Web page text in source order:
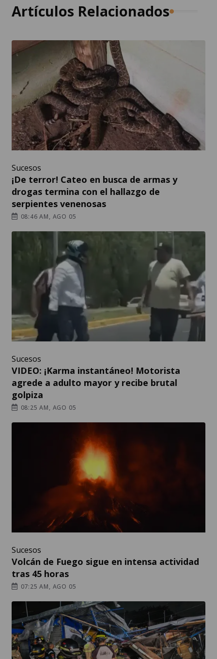
Artículos Relacionados
Sucesos
¡De terror! Cateo en busca de armas y
drogas termina con el hallazgo de
serpientes venenosas
08:46 AM, AGO 05
Sucesos
VIDEO: ¡Karma instantáneo! Motorista
agrede a adulto mayor y recibe brutal
golpiza
08:25 AM, AGO 05
Sucesos
Volcán de Fuego sigue en intensa actividad
tras 45 horas
07:25 AM, AGO 05